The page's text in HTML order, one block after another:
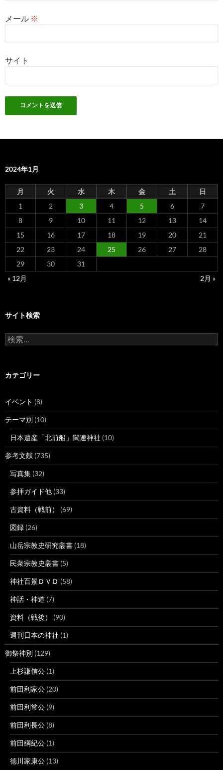
メール ※
サイト
2024年1月
月 火 水 木 金 土
日
1
2 3 4 5 6
7
8
9 10 11 12 13
14
15
16 17 18 19 20
21
22
23 24 25 26 27
28
29
30
31
« 12月
2月 »
サイト検索
検
索:
カテゴリー
イベント (8)
テーマ別 (10)
日本遺産「北前船」関連神社 (10)
参考文献 (735)
写真集 (32)
参拝ガイド他 (33)
古資料（戦前） (69)
図録 (26)
山岳宗教史研究叢書 (18)
民衆宗教史叢書 (5)
神社百景ＤＶＤ (58)
神話・神道 (7)
資料（戦後） (90)
週刊日本の神社 (1)
御祭神別 (129)
上杉謙信公 (1)
前田利家公 (20)
前田利常公 (9)
前田利長公 (8)
前田綱紀公 (1)
徳川家康公 (13)